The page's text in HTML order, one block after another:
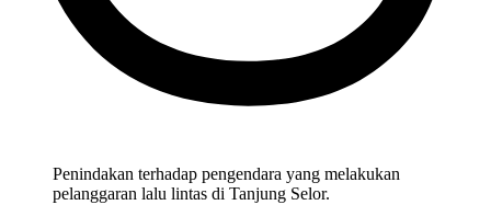
Penindakan terhadap pengendara yang melakukan
pelanggaran lalu lintas di Tanjung Selor.